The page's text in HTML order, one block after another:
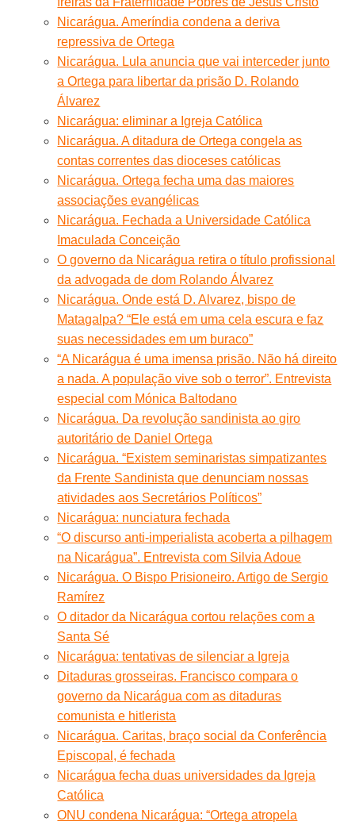
Nicarágua. Ameríndia condena a deriva
repressiva de Ortega
Nicarágua. Lula anuncia que vai interceder junto
a Ortega para libertar da prisão D. Rolando
Álvarez
Nicarágua: eliminar a Igreja Católica
Nicarágua. A ditadura de Ortega congela as
contas correntes das dioceses católicas
Nicarágua. Ortega fecha uma das maiores
associações evangélicas
Nicarágua. Fechada a Universidade Católica
Imaculada Conceição
O governo da Nicarágua retira o título profissional
da advogada de dom Rolando Álvarez
Nicarágua. Onde está D. Alvarez, bispo de
Matagalpa? “Ele está em uma cela escura e faz
suas necessidades em um buraco”
“A Nicarágua é uma imensa prisão. Não há direito
a nada. A população vive sob o terror”. Entrevista
especial com Mónica Baltodano
Nicarágua. Da revolução sandinista ao giro
autoritário de Daniel Ortega
Nicarágua. “Existem seminaristas simpatizantes
da Frente Sandinista que denunciam nossas
atividades aos Secretários Políticos”
Nicarágua: nunciatura fechada
“O discurso anti-imperialista acoberta a pilhagem
na Nicarágua”. Entrevista com Silvia Adoue
Nicarágua. O Bispo Prisioneiro. Artigo de Sergio
Ramírez
O ditador da Nicarágua cortou relações com a
Santa Sé
Nicarágua: tentativas de silenciar a Igreja
Ditaduras grosseiras. Francisco compara o
governo da Nicarágua com as ditaduras
comunista e hitlerista
Nicarágua. Caritas, braço social da Conferência
Episcopal, é fechada
Nicarágua fecha duas universidades da Igreja
Católica
ONU condena Nicarágua: “Ortega atropela